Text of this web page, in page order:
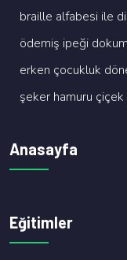
brai̇lle alfabesi̇ i̇le
ödemi̇ş i̇peği̇
erken çocukluk
şeker hamuru çi̇çek
Anasayfa
Eğitimler